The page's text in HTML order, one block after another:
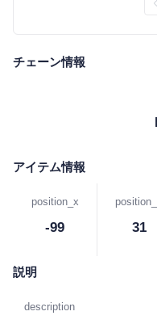
チェーン情報
アイテム情報
position_x
-99 31
説明
description